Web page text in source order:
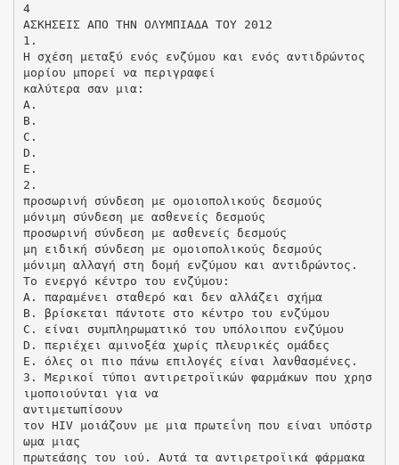
4
ΑΣΚΗΣΕΙΣ ΑΠΟ ΤΗΝ ΟΛΥΜΠΙΑΔΑ ΤΟΥ 2012
1.
Η σχέση μεταξύ ενός ενζύμου και ενός αντιδρώντος
μορίου μπορεί να περιγραφεί
καλύτερα σαν μια:
A.
B.
C.
D.
E.
2.
προσωρινή σύνδεση με ομοιοπολικούς δεσμούς
μόνιμη σύνδεση με ασθενείς δεσμούς
προσωρινή σύνδεση με ασθενείς δεσμούς
μη ειδική σύνδεση με ομοιοπολικούς δεσμούς
μόνιμη αλλαγή στη δομή ενζύμου και αντιδρώντος.
Το ενεργό κέντρο του ενζύμου:
A. παραμένει σταθερό και δεν αλλάζει σχήμα
B. βρίσκεται πάντοτε στο κέντρο του ενζύμου
C. είναι συμπληρωματικό του υπόλοιπου ενζύμου
D. περιέχει αμινοξέα χωρίς πλευρικές ομάδες
E. όλες οι πιο πάνω επιλογές είναι λανθασμένες.
3. Μερικοί τύποι αντιρετροϊικών φαρμάκων που χρησ
ιμοποιούνται για να
αντιμετωπίσουν
τον HIV μοιάζουν με μια πρωτεΐνη που είναι υπόστρ
ωμα μιας
πρωτεάσης του ιού. Αυτά τα αντιρετροϊικά φάρμακα